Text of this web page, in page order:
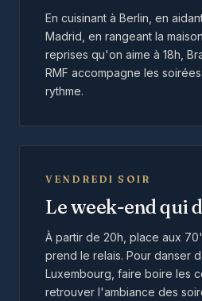
En cuisinant à Berlin, en
Madrid, en rangeant la
reprises qu'on aime à 18h,
RMF accompagne les
rythme.
VENDREDI SOIR
Le week-end qui
À partir de 20h, place aux
prend le relais. Pour danser
Luxembourg, faire boire les
retrouver l'ambiance des